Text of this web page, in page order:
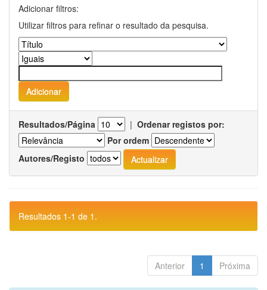
Adicionar filtros:
Utilizar filtros para refinar o resultado da pesquisa.
Resultados/Página | Ordenar registos por:
Por ordem
Autores/Registo
Resultados 1-1 de 1.
Anterior 1 Próxima